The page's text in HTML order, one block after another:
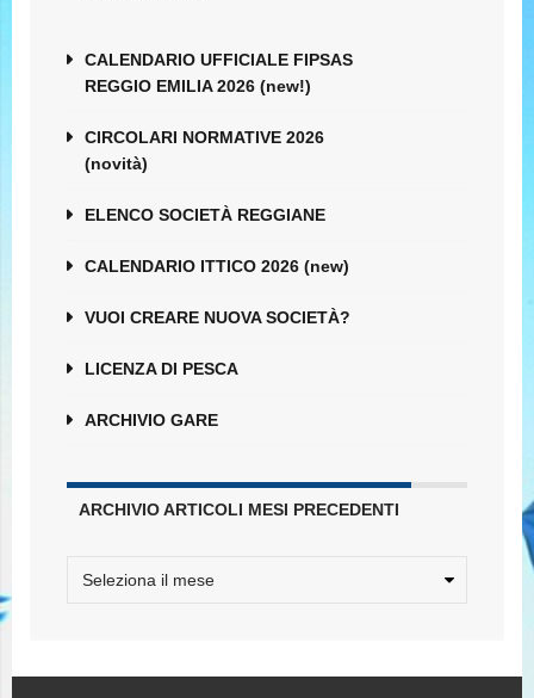
CALENDARIO UFFICIALE FIPSAS
REGGIO EMILIA 2026 (new!)
CIRCOLARI NORMATIVE 2026
(novità)
ELENCO SOCIETÀ REGGIANE
CALENDARIO ITTICO 2026 (new)
VUOI CREARE NUOVA SOCIETÀ?
LICENZA DI PESCA
ARCHIVIO GARE
ARCHIVIO ARTICOLI MESI PRECEDENTI